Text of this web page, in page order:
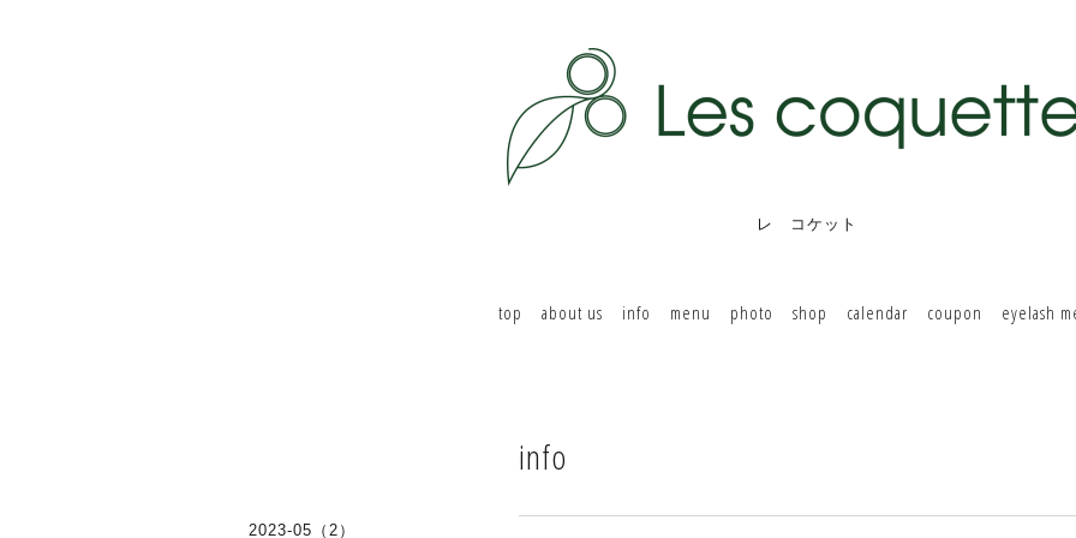
レ コケット
top about us info menu photo shop calendar coupon eyelash
info
2023-05（2）